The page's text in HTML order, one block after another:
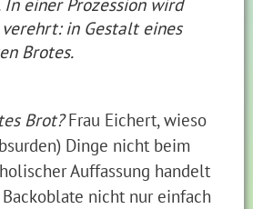
verehrt: in Gestalt eines
Brotes.
Brot?Frau Eichert, wieso
Dinge nicht beim
Auffassung handelt
nicht nur einfach